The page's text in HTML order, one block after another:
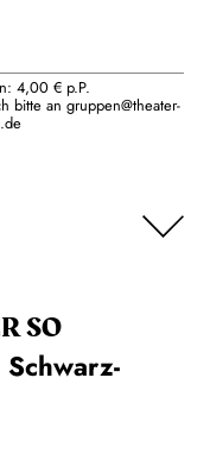
4,00 € p.P.
bitte an gruppen@theater-
SO